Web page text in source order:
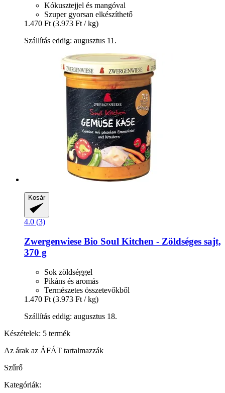
Kókusztejjel és mangóval
Szuper gyorsan elkészíthető
1.470 Ft (3.973 Ft / kg)
Szállítás eddig: augusztus 11.
Kosár
4.0 (3)
Zwergenwiese Bio Soul Kitchen -​ Zöldséges sajt,
370 g
Sok zöldséggel
Pikáns és aromás
Természetes összetevőkből
1.470 Ft (3.973 Ft / kg)
Szállítás eddig: augusztus 18.
Készételek: 5 termék
Az árak az ÁFÁT tartalmazzák
Szűrő
Kategóriák: